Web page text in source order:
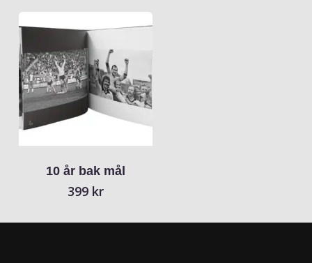
var:
195 kr.
er:
50 kr.
10 år bak mål
399 kr